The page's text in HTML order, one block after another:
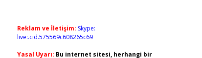
Reklam ve İletişim: Skype:
live:.cid.575569c608265c69
Yasal Uyarı: Bu internet sitesi, herhangi bir